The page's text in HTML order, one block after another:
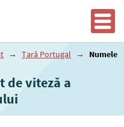
→ Țară Portugal →
Numele
de viteză a